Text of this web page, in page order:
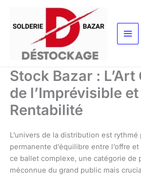
contenu
Stock Bazar : L’Art
de l’Imprévisible
Rentabilité
L’univers de la distribution est rythmé
permanente d’équilibre entre l’offre
ce ballet complexe, une catégorie de
méconnue du grand public mais